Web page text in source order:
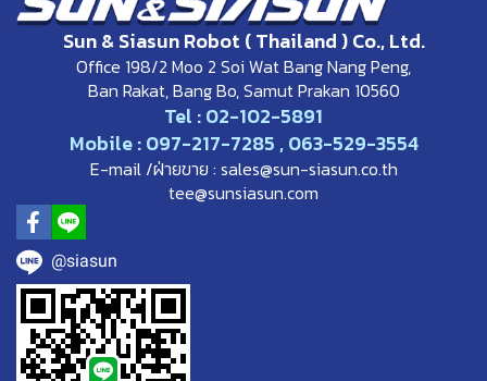
Sun & Siasun Robot ( Thailand ) Co., Ltd.
Office 198/2 Moo 2 Soi Wat Bang Nang Peng,
Ban Rakat, Bang Bo, Samut Prakan 10560
Tel : 02-102-5891
Mobile : 097-217-7285 , 063-529-3554
E-mail /ฝ่ายขาย : sales@sun-siasun.co.th
tee@sunsiasun.com
@siasun